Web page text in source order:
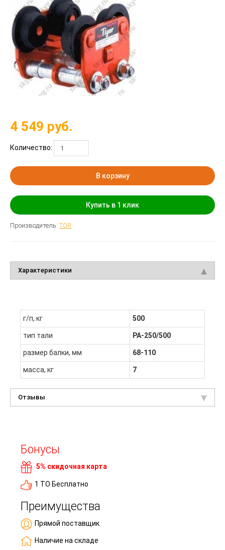
4 549 руб.
Количество:
В корзину
Купить в 1 клик
Производитель: TOR
Характеристики
г/п, кг 500
тип тали РА-250/500
размер балки, мм 68-110
масса, кг 7
Отзывы
Бонусы
5% скидочная карта
1 ТО Бесплатно
Преимущества
Прямой поставщик
Наличие на складе